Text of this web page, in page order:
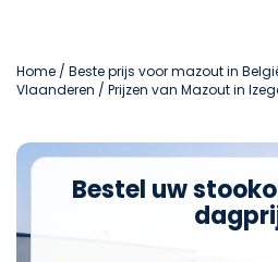
Home / Beste prijs voor mazout in
Vlaanderen / Prijzen van Mazout in
Bestel uw